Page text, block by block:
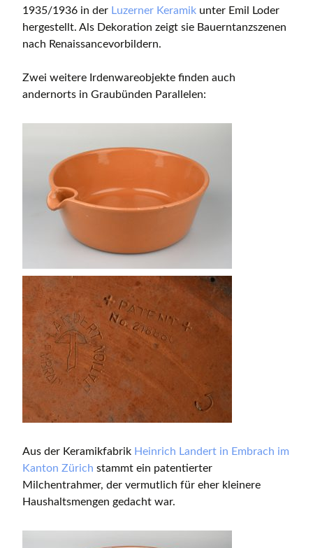
1935/1936 in der Luzerner Keramik unter Emil Loder
hergestellt. Als Dekoration zeigt sie Bauerntanzszenen
nach Renaissancevorbildern.
Zwei weitere Irdenwareobjekte finden auch
andernorts in Graubünden Parallelen:
Aus der Keramikfabrik Heinrich Landert in Embrach im
Kanton Zürich stammt ein patentierter
Milchentrahmer, der vermutlich für eher kleinere
Haushaltsmengen gedacht war.